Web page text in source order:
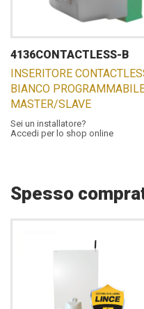
4136CONTACTLESS-B
INSERITORE
BIANCO
MASTER/SLAVE
Sei un installatore?
Accedi per lo shop online
Spesso